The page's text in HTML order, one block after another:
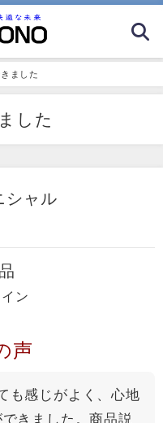
ました
した
シャル
ン
声
も感じがよく、心地
きました。商品説